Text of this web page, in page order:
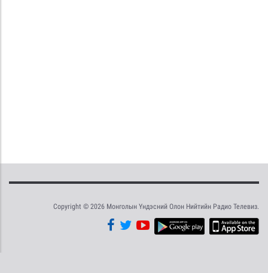
Copyright © 2026 Монголын Үндэсний Олон Нийтийн Радио Телевиз.